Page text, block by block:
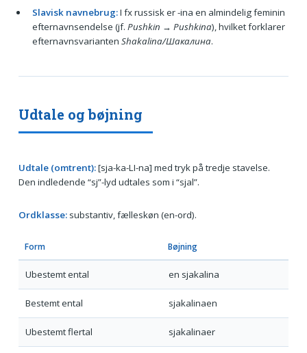
Slavisk navnebrug:I fx russisk er -ina en almindelig feminin
efternavnsendelse (jf. Pushkin → Pushkina), hvilket forklarer
efternavnsvarianten Shakalina/Шакалина.
Udtale og bøjning
Udtale (omtrent):[sja-ka-LI-na] med tryk på tredje stavelse.
Den indledende “sj”-lyd udtales som i “sjal”.
Ordklasse:substantiv, fælleskøn (en-ord).
Form Bøjning
Ubestemt ental en sjakalina
Bestemt ental sjakalinaen
Ubestemt flertal sjakalinaer